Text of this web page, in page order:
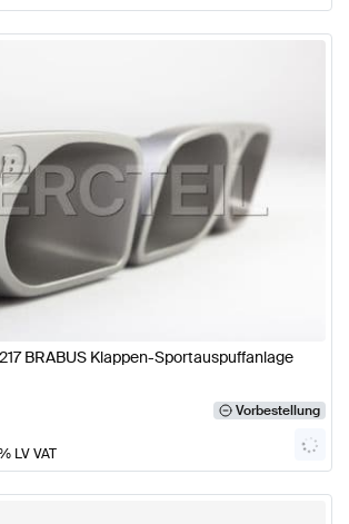
BRABUS Klappen-Sportauspuffanlage
Vorbestellung
LV VAT